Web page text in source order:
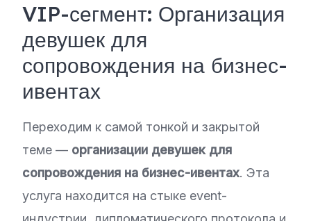
VIP-сегмент: Организация
девушек для
сопровождения на бизнес-
ивентах
Переходим к самой тонкой и закрытой
теме — организации девушек для
сопровождения на бизнес-ивентах. Эта
услуга находится на стыке event-